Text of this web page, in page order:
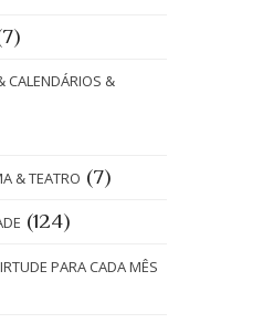
CALENDÁRIOS &
& TEATRO (7)
(124)
PARA CADA MÊS